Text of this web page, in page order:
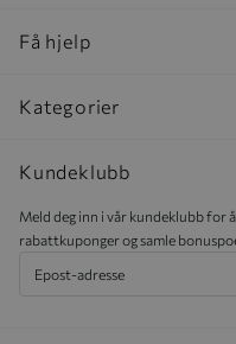
Få hjelp
Kategorier
Kundeklubb
Meld deg inn i vår kundeklubb for
rabattkuponger og samle